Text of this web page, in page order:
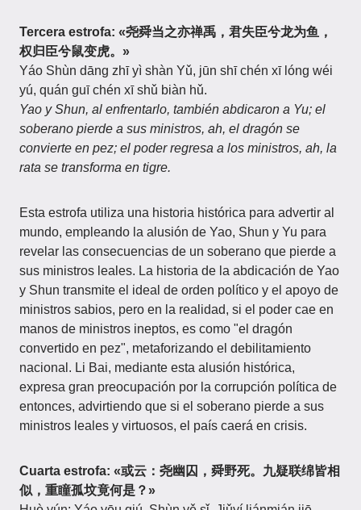
Tercera estrofa: «尧舜当之亦禅禹，君失臣兮龙为鱼，
权归臣兮鼠变虎。»
Yáo Shùn dāng zhī yì shàn Yǔ, jūn shī chén xī lóng wéi
yú, quán guī chén xī shǔ biàn hǔ.
Yao y Shun, al enfrentarlo, también abdicaron a Yu; el
soberano pierde a sus ministros, ah, el dragón se
convierte en pez; el poder regresa a los ministros, ah, la
rata se transforma en tigre.
Esta estrofa utiliza una historia histórica para advertir al
mundo, empleando la alusión de Yao, Shun y Yu para
revelar las consecuencias de un soberano que pierde a
sus ministros leales. La historia de la abdicación de Yao
y Shun transmite el ideal de orden político y el apoyo de
ministros sabios, pero en la realidad, si el poder cae en
manos de ministros ineptos, es como "el dragón
convertido en pez", metaforizando el debilitamiento
nacional. Li Bai, mediante esta alusión histórica,
expresa gran preocupación por la corrupción política de
entonces, advirtiendo que si el soberano pierde a sus
ministros leales y virtuosos, el país caerá en crisis.
Cuarta estrofa: «或云：尧幽囚，舜野死。九疑联绵皆相
似，重瞳孤坟竟何是？»